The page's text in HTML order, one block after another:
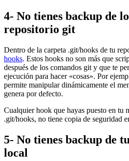
4- No tienes backup de
repositorio git
Dentro de la carpeta .git/hooks de tu
hooks. Estos hooks no son más que
después de los comandos git y que te
ejecución para hacer «cosas». Por
permite manipular dinámicamente el
genera por defecto.
Cualquier hook que hayas puesto en tu
.git/hooks, no tiene copia de seguridad
5- No tienes backup de
local